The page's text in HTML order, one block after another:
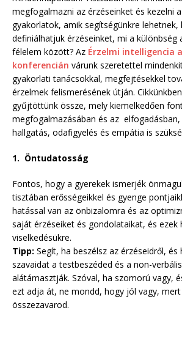
megfogalmazni az érzéseinket és kezelni
gyakorlatok, amik segítségünkre lehetnek,
definiálhatjuk érzéseinket, mi a különbség
félelem között? Az Érzelmi intelligencia
konferencián várunk szeretettel
gyakorlati tanácsokkal, megfejtésekkel
érzelmek felismerésének útján.
gyűjtöttünk össze, mely kiemelkedően
megfogalmazásában és az
hallgatás, odafigyelés és empátia is
1. Öntudatosság
Fontos, hogy a gyerekek ismerjék
tisztában erősségeikkel és gyenge
hatással van az önbizalomra és az
saját érzéseiket és gondolataikat, és ezek
viselkedésükre.
Tipp: Segít, ha beszélsz az érzéseidről,
szavaidat a testbeszéded és a non-
alátámasztják. Szóval, ha szomorú vagy,
ezt adja át, ne mondd, hogy jól vagy, mert
összezavarod.